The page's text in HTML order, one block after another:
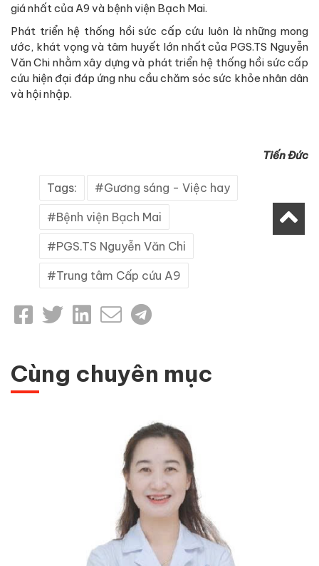
giá nhất của A9 và bệnh viện Bạch Mai.
Phát triển hệ thống hồi sức cấp cứu luôn là những mong
ước, khát vọng và tâm huyết lớn nhất của PGS.TS Nguyễn
Văn Chi nhằm xây dựng và phát triển hệ thống hồi sức cấp
cứu hiện đại đáp ứng nhu cầu chăm sóc sức khỏe nhân dân
và hội nhập.
Tiến Đức
Tags: Gương sáng - Việc hay
Bệnh viện Bạch Mai
PGS.TS Nguyễn Văn Chi
Trung tâm Cấp cứu A9
Cùng chuyên mục